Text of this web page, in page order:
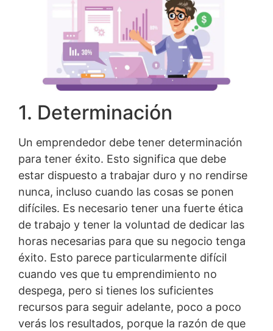
1. Determinación
Un emprendedor debe tener determinación
para tener éxito. Esto significa que debe
estar dispuesto a trabajar duro y no rendirse
nunca, incluso cuando las cosas se ponen
difíciles. Es necesario tener una fuerte ética
de trabajo y tener la voluntad de dedicar las
horas necesarias para que su negocio tenga
éxito. Esto parece particularmente difícil
cuando ves que tu emprendimiento no
despega, pero si tienes los suficientes
recursos para seguir adelante, poco a poco
verás los resultados, porque la razón de que